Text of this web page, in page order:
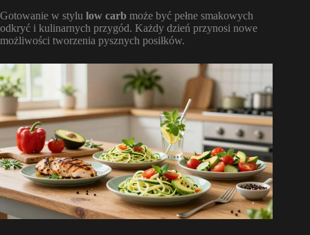
Gotowanie w stylu low carb może być pełne smakowych
odkryć i kulinarnych przygód. Każdy dzień przynosi nowe
możliwości tworzenia pysznych posiłków.